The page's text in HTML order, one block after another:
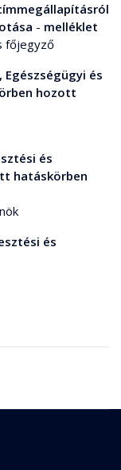
- melléklet
főjegyző
és
hozott
és
hatáskörben
és